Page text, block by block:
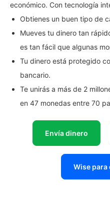
económico. Con tecnología
Obtienes un buen tipo de
Mueves tu dinero tan
es tan fácil que algunas
Tu dinero está protegido
bancario.
Te unirás a más de 2
en 47 monedas entre 70
Envía dinero
Wise para